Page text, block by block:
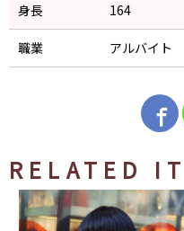
身長 164
職業 アルバイト
RELATED